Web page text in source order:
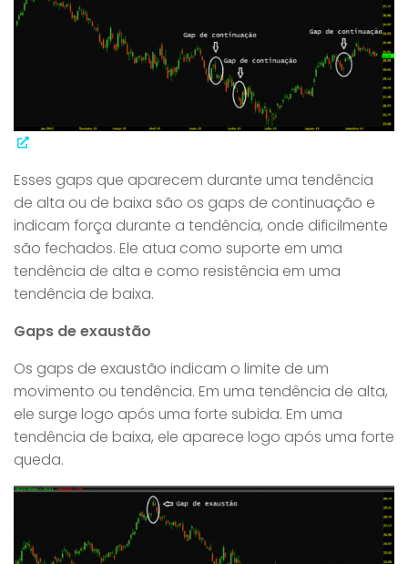
Esses gaps que aparecem durante uma tendência
de alta ou de baixa são os gaps de continuação e
indicam força durante a tendência, onde dificilmente
são fechados. Ele atua como suporte em uma
tendência de alta e como resistência em uma
tendência de baixa.
Gaps de exaustão
Os gaps de exaustão indicam o limite de um
movimento ou tendência. Em uma tendência de alta,
ele surge logo após uma forte subida. Em uma
tendência de baixa, ele aparece logo após uma forte
queda.